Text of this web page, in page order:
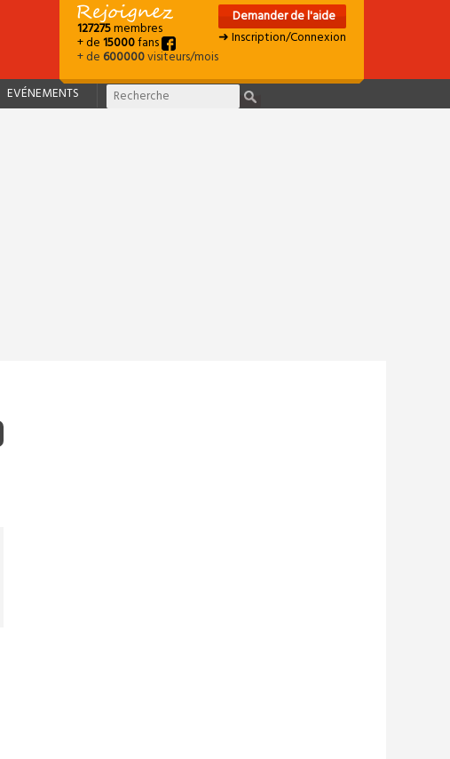
127275membres
+ de15000fans
+ de600000visiteurs/mois
Demander de l'aide
➜ Inscription/Connexion
EVÉNEMENTS